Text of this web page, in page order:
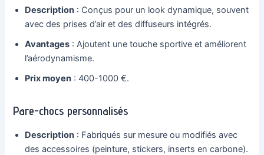
Description : Conçus pour un look dynamique, souvent
avec des prises d’air et des diffuseurs intégrés.
Avantages : Ajoutent une touche sportive et améliorent
l’aérodynamisme.
Prix moyen : 400-1000 €.
Pare-chocs personnalisés
Description : Fabriqués sur mesure ou modifiés avec
des accessoires (peinture, stickers, inserts en carbone).